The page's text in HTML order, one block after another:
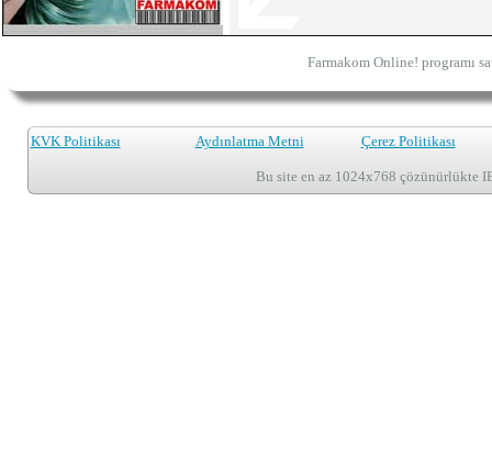
Farmakom Online! programı
KVK Politikası Aydınlatma Metni Çerez Politikası
Bu site en az 1024x768 çözünürlükte